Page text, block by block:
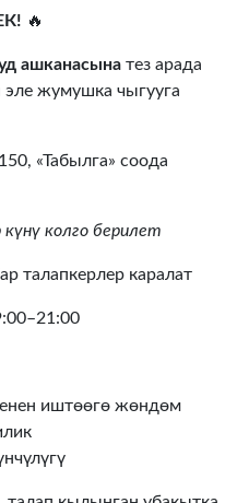
🔥
ашканасына тез арада
эле жумушка чыгууга
«Табылга» соода
күнү колго берилет
талапкерлер каралат
иштөөгө жөндөм